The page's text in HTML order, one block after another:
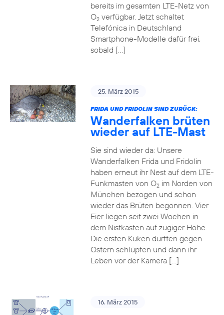
bereits im gesamten LTE-Netz von
O2verfügbar. Jetzt schaltet
Telefónica in Deutschland
Smartphone-Modelle dafür frei,
sobald […]
25. März 2015
FRIDA UND FRIDOLIN SIND ZURÜCK:
Wanderfalken brüten
wieder auf LTE-Mast
Sie sind wieder da: Unsere
Wanderfalken Frida und Fridolin
haben erneut ihr Nest auf dem LTE-
Funkmasten von O2im Norden von
München bezogen und schon
wieder das Brüten begonnen. Vier
Eier liegen seit zwei Wochen in
dem Nistkasten auf zugiger Höhe.
Die ersten Küken dürften gegen
Ostern schlüpfen und dann ihr
Leben vor der Kamera […]
16. März 2015